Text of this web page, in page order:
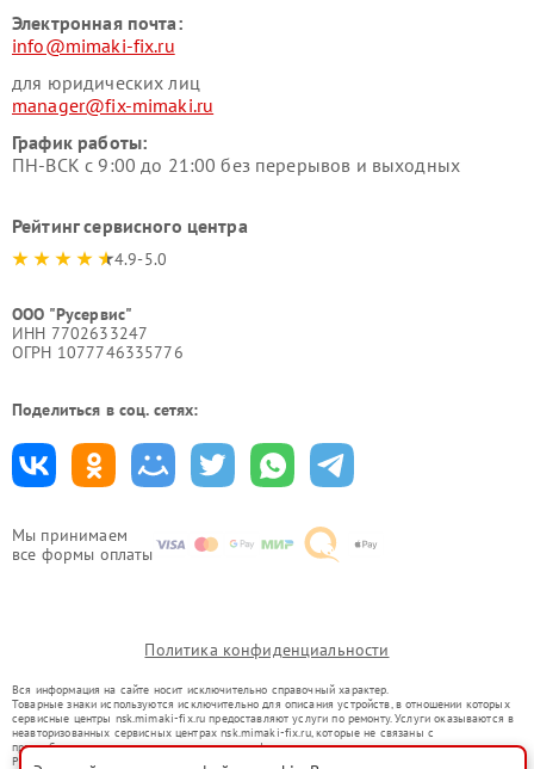
Мы принимаем
все формы оплаты
Электронная почта:
info@mimaki-fix.ru
для юридических лиц
manager@fix-mimaki.ru
График работы:
ПН-ВСК с 9:00 до 21:00 без перерывов и выходных
Рейтинг сервисного центра
4.9-5.0
ООО "Русервис"
ИНН 7702633247
ОГРН 1077746335776
Поделиться в соц. сетях:
Политика конфиденциальности
Вся информация на сайте носит исключительно справочный характер.
Товарные знаки используются исключительно для описания устройств, в отношении которых
сервисные центры nsk.mimaki-fix.ru предоставляют услуги по ремонту. Услуги оказываются в
неавторизованных сервисных центрах nsk.mimaki-fix.ru, которые не связаны с
правообладателями товарных знаков или их официальными представителями.
Ремонт осуществляется для устройств, уже введенных в гражданский оборот в соответствии